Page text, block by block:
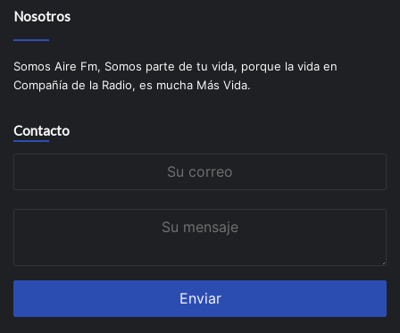
Nosotros
Somos Aire Fm, Somos parte de tu vida, porque la vida en
Compañía de la Radio, es mucha Más Vida.
Contacto